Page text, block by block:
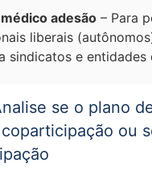
adesão – Para
liberais
sindicatos e entidades
se o plano
ou